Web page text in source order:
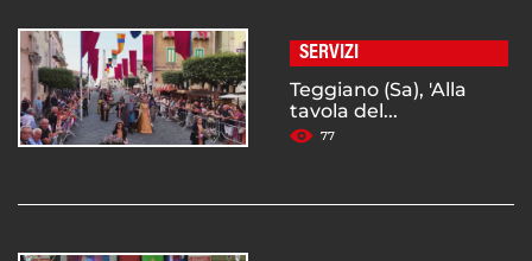
SERVIZI
Teggiano (Sa), 'Alla
tavola del...
77